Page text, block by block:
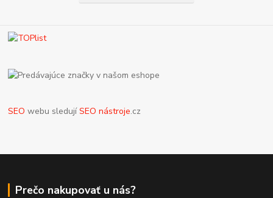
SEO webu sledujíSEO nástroje.cz
Prečo nakupovať u nás?